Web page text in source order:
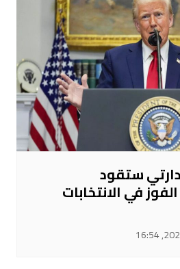
ستقود
في الانتخابات